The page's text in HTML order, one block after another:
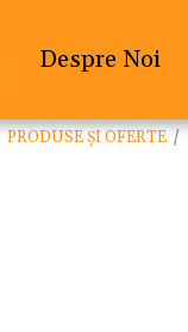
Despre Noi
PRODUSE ȘI OFERTE